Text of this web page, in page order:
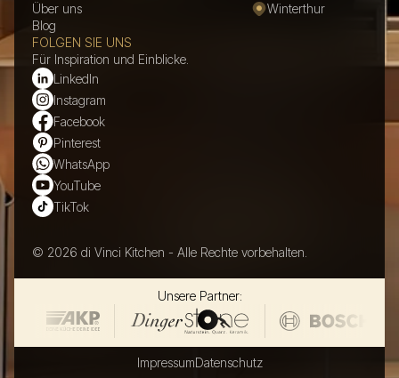
Über uns
Blog
Winterthur
FOLGEN SIE UNS
Für Inspiration und Einblicke.
LinkedIn
Instagram
Facebook
Pinterest
WhatsApp
YouTube
TikTok
© 2026 di Vinci Kitchen - Alle Rechte vorbehalten.
Unsere Partner:
ImpressumDatenschutz